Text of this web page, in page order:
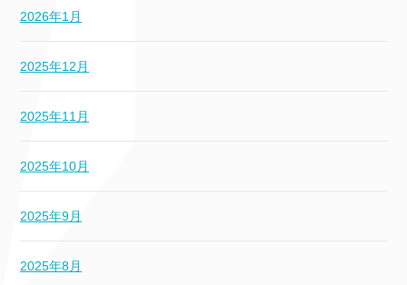
2026年1月
2025年12月
2025年11月
2025年10月
2025年9月
2025年8月